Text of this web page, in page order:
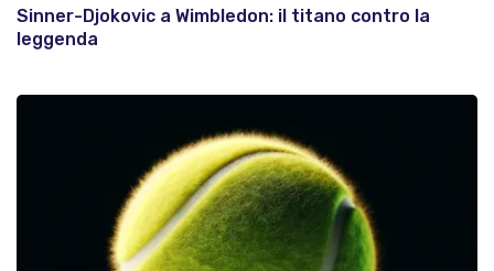
Sinner-Djokovic a Wimbledon: il titano contro la
leggenda